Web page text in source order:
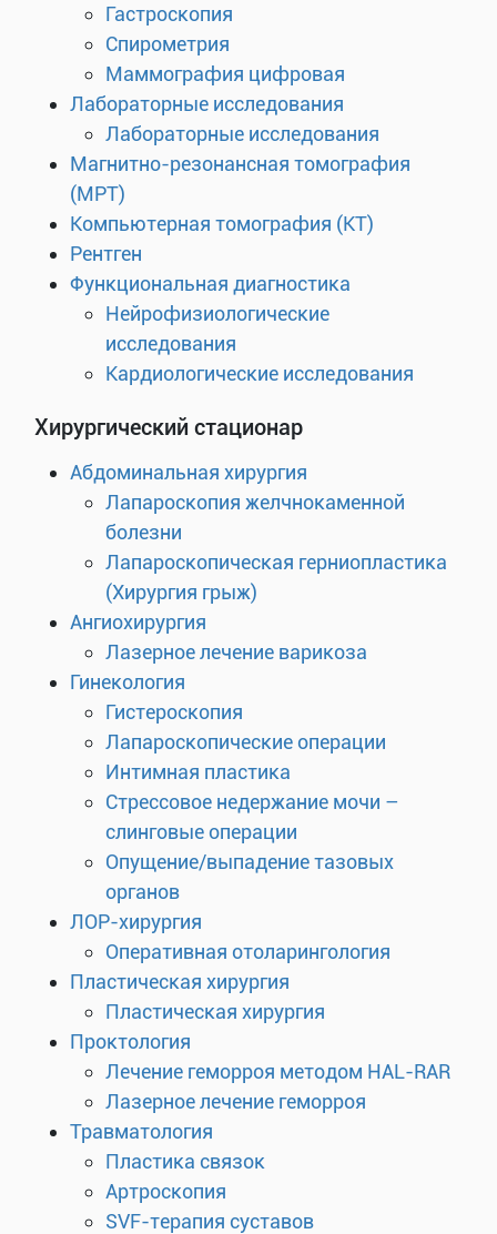
Гастроскопия
Спирометрия
Маммография цифровая
Лабораторные исследования
Лабораторные исследования
Магнитно-резонансная томография
(МРТ)
Компьютерная томография (КТ)
Рентген
Функциональная диагностика
Нейрофизиологические
исследования
Кардиологические исследования
Хирургический стационар
Абдоминальная хирургия
Лапароскопия желчнокаменной
болезни
Лапароскопическая герниопластика
(Хирургия грыж)
Ангиохирургия
Лазерное лечение варикоза
Гинекология
Гистероскопия
Лапароскопические операции
Интимная пластика
Стрессовое недержание мочи –
слинговые операции
Опущение/выпадение тазовых
органов
ЛОР-хирургия
Оперативная отоларингология
Пластическая хирургия
Пластическая хирургия
Проктология
Лечение геморроя методом HAL-RAR
Лазерное лечение геморроя
Травматология
Пластика связок
Артроскопия
SVF-терапия суставов